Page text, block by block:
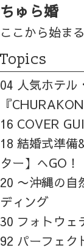
ちゅら婚
ここから始ま
Topics
04 人気ホテル
『
16 COVER
18 結婚式準備
ター】へGO！
20 〜沖縄の自
ディング
30 フォトウ
92 パーフェク